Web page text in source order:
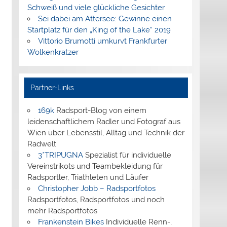
Schweiß und viele glückliche Gesichter
Sei dabei am Attersee: Gewinne einen
Startplatz für den „King of the Lake“ 2019
Vittorio Brumotti umkurvt Frankfurter
Wolkenkratzer
Partner-Links
169kRadsport-Blog von einem
leidenschaftlichem Radler und Fotograf aus
Wien über Lebensstil, Alltag und Technik der
Radwelt
3*TRIPUGNASpezialist für individuelle
Vereinstrikots und Teambekleidung für
Radsportler, Triathleten und Läufer
Christopher Jobb – Radsportfotos
Radsportfotos, Radsportfotos und noch
mehr Radsportfotos
Frankenstein BikesIndividuelle Renn-,